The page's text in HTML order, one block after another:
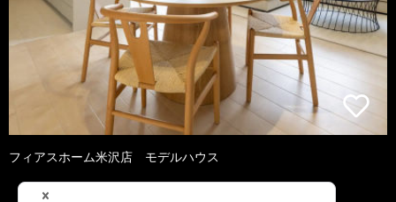
フィアスホーム米沢店 モデルハウス